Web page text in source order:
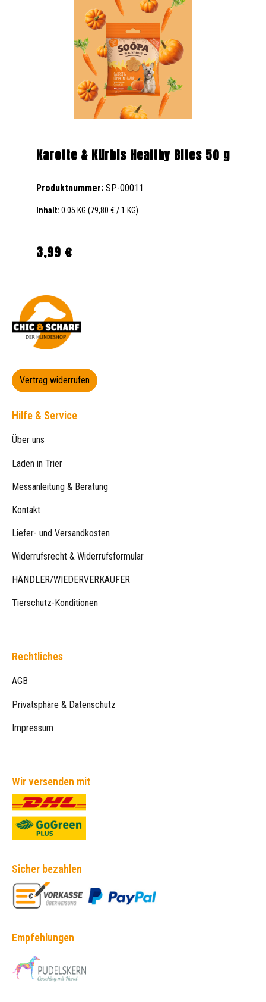
Karotte & Kürbis Healthy Bites 50 g
Produktnummer: SP-00011
Inhalt: 0.05 KG (79,80 € / 1 KG)
Regulärer Preis:
3,99 €
Vertrag widerrufen
Hilfe & Service
Über uns
Laden in Trier
Messanleitung & Beratung
Kontakt
Liefer- und Versandkosten
Widerrufsrecht & Widerrufsformular
HÄNDLER/WIEDERVERKÄUFER
Tierschutz-Konditionen
Rechtliches
AGB
Privatsphäre & Datenschutz
Impressum
Wir versenden mit
Sicher bezahlen
Empfehlungen